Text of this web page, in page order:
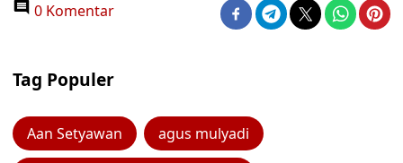
0 Komentar
Tag Populer
Aan Setyawan agus mulyadi